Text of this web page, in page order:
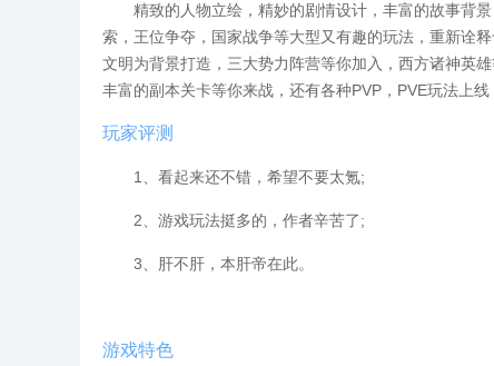
精致的人物立绘，精妙的剧情设计，丰富的故事背景
索，王位争夺，国家战争等大型又有趣的玩法，重新诠
文明为背景打造，三大势力阵营等你加入，西方诸神英
丰富的副本关卡等你来战，还有各种PVP，PVE玩法上线
玩家评测
1、看起来还不错，希望不要太氪;
2、游戏玩法挺多的，作者辛苦了;
3、肝不肝，本肝帝在此。
游戏特色